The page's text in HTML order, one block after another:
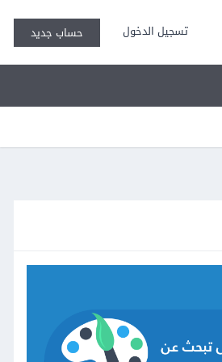
تسجيل الدخول حساب جديد